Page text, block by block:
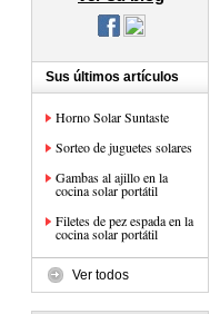
Sus últimos artículos
Horno Solar Suntaste
Sorteo de juguetes solares
Gambas al ajillo en la
cocina solar portátil
Filetes de pez espada en la
cocina solar portátil
Ver todos